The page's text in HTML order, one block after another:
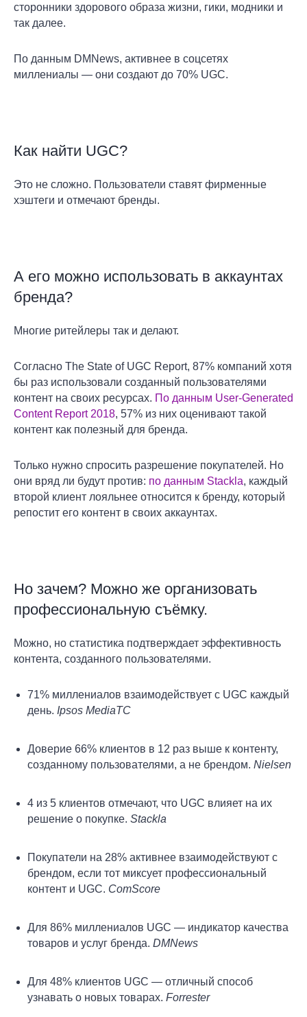
сторонники здорового образа жизни, гики, модники и
так далее.
По данным DMNews, активнее в соцсетях
миллениалы — они создают до 70% UGC.
Как найти UGC?
Это не сложно. Пользователи ставят фирменные
хэштеги и отмечают бренды.
А его можно использовать в аккаунтах
бренда?
Многие ритейлеры так и делают.
Согласно The State of UGC Report, 87% компаний хотя
бы раз использовали созданный пользователями
контент на своих ресурсах. По данным User-Generated
Content Report 2018, 57% из них оценивают такой
контент как полезный для бренда.
Только нужно спросить разрешение покупателей. Но
они вряд ли будут против: по данным Stackla, каждый
второй клиент лояльнее относится к бренду, который
репостит его контент в своих аккаунтах.
Но зачем? Можно же организовать
профессиональную съёмку.
Можно, но статистика подтверждает эффективность
контента, созданного пользователями.
71% миллениалов взаимодействует с UGC каждый
день. Ipsos MediaTC
Доверие 66% клиентов в 12 раз выше к контенту,
созданному пользователями, а не брендом. Nielsen
4 из 5 клиентов отмечают, что UGC влияет на их
решение о покупке. Stackla
Покупатели на 28% активнее взаимодействуют с
брендом, если тот миксует профессиональный
контент и UGC. ComScore
Для 86% миллениалов UGC — индикатор качества
товаров и услуг бренда. DMNews
Для 48% клиентов UGC — отличный способ
узнавать о новых товарах. Forrester